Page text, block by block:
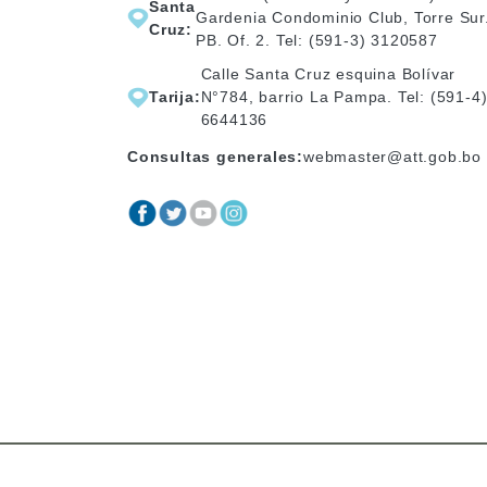
Santa
Cruz:
Gardenia Condominio Club, Torre
PB. Of. 2. Tel: (591-3) 3120587
Tarija:
Calle Santa Cruz esquina Bolívar
N°784, barrio La Pampa. Tel: (591-4)
6644136
Consultas generales:webmaster@att.gob.bo